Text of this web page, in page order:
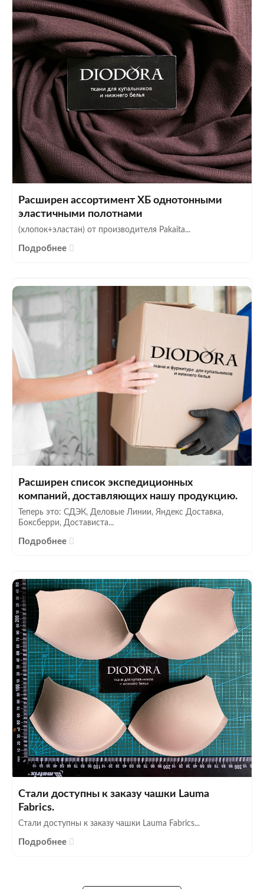
Расширен ассортимент ХБ однотонными
эластичными полотнами
(хлопок+эластан) от производителя Pakaita...
Подробнее
Расширен список экспедиционных
компаний, доставляющих нашу продукцию.
Теперь это: СДЭК, Деловые Линии, Яндекс Доставка,
Боксберри, Достависта...
Подробнее
Стали доступны к заказу чашки Lauma
Fabrics.
Стали доступны к заказу чашки Lauma Fabrics...
Подробнее